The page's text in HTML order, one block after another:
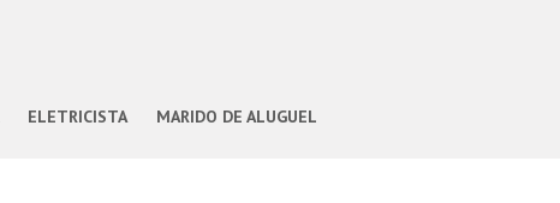
ELETRICISTA MARIDO DE ALUGUEL